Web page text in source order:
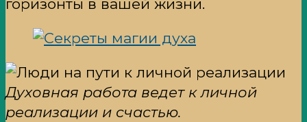
горизонты в вашей жизни.
Духовная работа ведет к личной
реализации и счастью.